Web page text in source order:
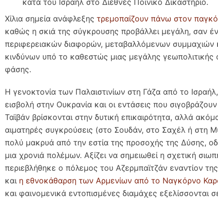
Χίλια σημεία ανάφλεξης τρεμοπαίζουν πάνω στον
καθώς η σκιά της σύγκρουσης προβάλλει μεγάλη, σαν
περιφερειακών διαφορών, μεταβαλλόμενων συμμαχιών
κινδύνων υπό το καθεστώς μιας μεγάλης γεωπολιτικής
φάσης.
Η γενοκτονία των Παλαιστινίων στη Γάζα από το
εισβολή στην Ουκρανία και οι εντάσεις που
Ταϊβάν βρίσκονται στην δυτική επικαιρότητα, αλλά
αιματηρές συγκρούσεις (στο Σουδάν, στο Σαχέλ ή στη
πολύ μακρυά από την εστία της προσοχής της Δύσης,
μια χρονιά πολέμων. Αξίζει να σημειωθεί η σχετική
περιεβλήθηκε ο πόλεμος του Αζερμπαϊτζάν εναντίον
και η εθνοκάθαρση των Αρμενίων από το Ναγκόρνο
και φαινομενικά εντοπισμένες διαμάχες εξελίσσονται